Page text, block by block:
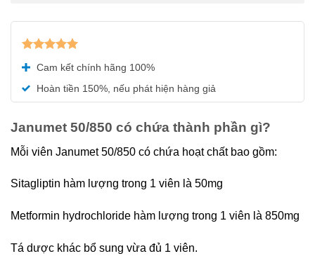
hạng5.00
5 sao
Cam kết chính hãng 100%
Hoàn tiền 150%, nếu phát hiện hàng giả
Janumet 50/850 có chứa thành phần gì?
Mỗi viên Janumet 50/850 có chứa hoạt chất bao gồm:
Sitagliptin hàm lượng trong 1 viên là 50mg
Metformin hydrochloride hàm lượng trong 1 viên là 850mg
Tá dược khác bổ sung vừa đủ 1 viên.